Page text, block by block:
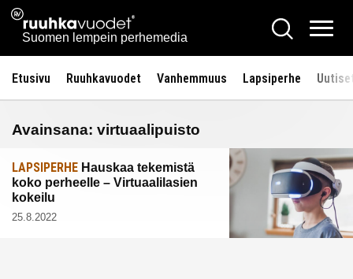
Siirry
sisältöön
Ruuhkavuodet.fi
Suomen lempein perhemedia
Hae
Etusivu Ruuhkavuodet Vanhemmuus Lapsiperhe
Avainsana: virtuaalipuisto
LAPSIPERHE Hauskaa tekemistä
koko perheelle – Virtuaalilasien
kokeilu
25.8.2022